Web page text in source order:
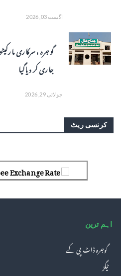
اگست 03, 2026
گوجرہ ، سرکاری
جاری کر دیاگیا
جولائی 29, 2026
کرنسی ریٹ
Pakistan Rupee Exchange Rate
اہم ترین
گوجرہ ڈاٹ پی کے
ٹیگز